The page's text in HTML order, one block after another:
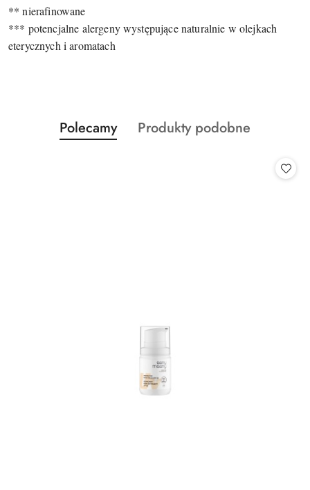
** nierafinowane
*** potencjalne alergeny występujące naturalnie w olejkach
eterycznych i aromatach
Pomiń karuzelę produktów
Produkty
o
Polecamy
Produkty
Produkty podobne